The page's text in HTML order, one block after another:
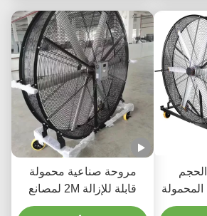
مروحة صناعية محمولة
قابلة للإزالة 2M لمصانع
التصنيع / التخزين والخدمات